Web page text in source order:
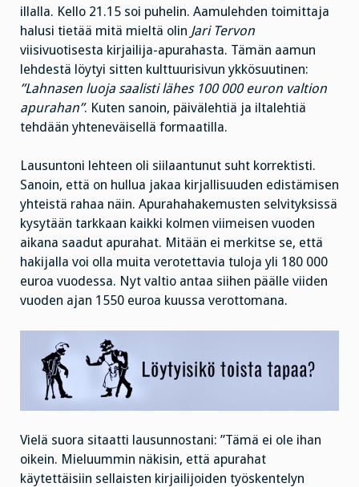
illalla. Kello 21.15 soi puhelin. Aamulehden toimittaja
halusi tietää mitä mieltä olin Jari Tervon
viisivuotisesta kirjailija-apurahasta. Tämän aamun
lehdestä löytyi sitten kulttuurisivun ykkösuutinen:
”Lahnasen luoja saalisti lähes 100 000 euron valtion
apurahan”. Kuten sanoin, päivälehtiä ja iltalehtiä
tehdään yhteneväisellä formaatilla.
Lausuntoni lehteen oli siilaantunut suht korrektisti.
Sanoin, että on hullua jakaa kirjallisuuden edistämisen
yhteistä rahaa näin. Apurahahakemusten selvityksissä
kysytään tarkkaan kaikki kolmen viimeisen vuoden
aikana saadut apurahat. Mitään ei merkitse se, että
hakijalla voi olla muita verotettavia tuloja yli 180 000
euroa vuodessa. Nyt valtio antaa siihen päälle viiden
vuoden ajan 1550 euroa kuussa verottomana.
Vielä suora sitaatti lausunnostani: ”Tämä ei ole ihan
oikein. Mieluummin näkisin, että apurahat
käytettäisiin sellaisten kirjailijoiden työskentelyn